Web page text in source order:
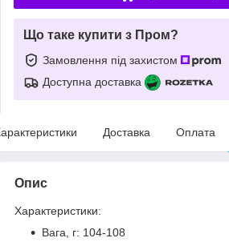
Що таке купити з Пром?
Замовлення під захистом
Доступна доставка
Доставка Оплата
Опис
Характеристики:
Вага, г: 104-108